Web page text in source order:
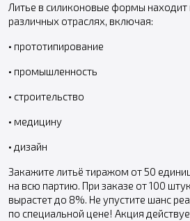
Литье в силиконовые формы находит
различных отраслях, включая:
• прототипирование
• промышленность
• строительство
• медицину
• дизайн
Закажите литьё тиражом от 50
на всю партию. При заказе от 100
вырастет до 8%. Не упустите шанс
по специальной цене! Акция